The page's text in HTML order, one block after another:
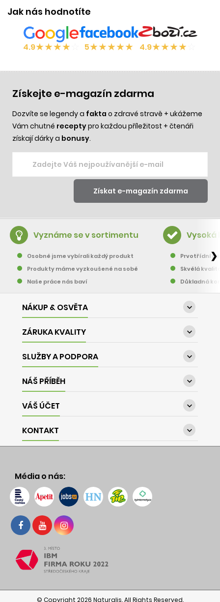
Jak nás hodnotíte
4.9★★★★ 5★★★★★ 4.9★★★★
Získejte e-magazín zdarma
Dozvíte se legendy a fakta o zdravé stravě + ukážeme
Vám chutné receptypro každou příležitost + čtenáři
získají dárky a bonusy.
Vyznáme se v sortimentu
Osobně jsme vybírali každý produkt
Produkty máme vyzkoušené na sobě
Naše práce nás baví
Vysoká
Prvotřídní
Skvělá
Důkladná
❯
NÁKUP & OSVĚTA 
ZÁRUKA KVALITY 
SLUŽBY A PODPORA 
NÁŠ PŘÍBĚH 
VÁŠ ÚČET 
KONTAKT 
Média o nás:
© Copyright 2026 Naturalis. All Rights Reserved.